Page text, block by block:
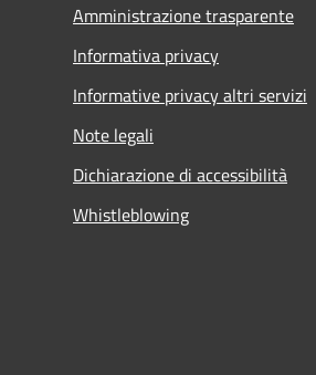
Amministrazione trasparente
Informativa privacy
Informative privacy altri servizi
Note legali
Dichiarazione di accessibilità
Whistleblowing